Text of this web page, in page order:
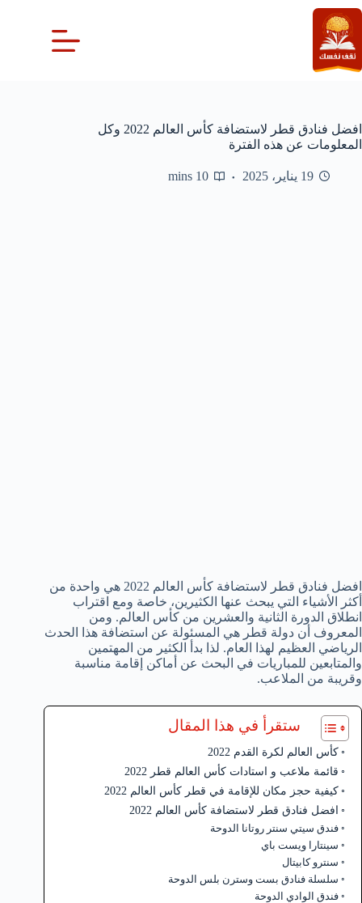
التجاوز
إلى
المحتوى
افضل فنادق قطر لاستضافة كأس العالم 2022 وكل
المعلومات عن هذه الفترة
19 يناير، 2025 10 mins
افضل فنادق قطر لاستضافة كأس العالم 2022 هي واحدة من
أكثر الأشياء التي يبحث عنها الكثيرين، خاصة ومع اقتراب
انطلاق الدورة الثانية والعشرين من كأس العالم. ومن
المعروف أن دولة قطر هي المسئولة عن استضافة هذا الحدث
الرياضي العظيم لهذا العام. لذا بدأ الكثير من المهتمين
والمتابعين للمباريات في البحث عن أماكن إقامة مناسبة
وقريبة من الملاعب.
ستقرأ في هذا المقال
كأس العالم لكرة القدم 2022
قائمة ملاعب و استادات كأس العالم قطر 2022
كيفية حجز مكان للإقامة في قطر كأس العالم 2022
افضل فنادق قطر لاستضافة كأس العالم 2022
فندق سيتي سنتر روتانا الدوحة
سينتارا ويست باي
سنترو كابيتال
سلسلة فنادق بست وسترن بلس الدوحة
فندق الوادي الدوحة